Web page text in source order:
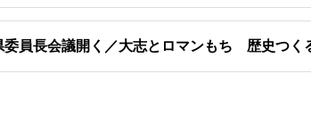
員長会議開く／大志とロマンもち 歴史つく